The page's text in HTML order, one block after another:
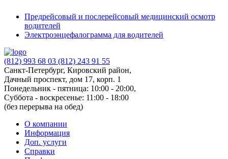
Предрейсовый и послерейсовый медицинский осмотр
водителей
Электроэнцефалограмма для водителей
(812) 993 68 03 (812) 243 91 55
Санкт-Петербург, Кировский район,
Дачный проспект, дом 17, корп. 1
Понедельник - пятница: 10:00 - 20:00,
Суббота - воскресенье: 11:00 - 18:00
(без перерыва на обед)
О компании
Информация
Доп. услуги
Справки